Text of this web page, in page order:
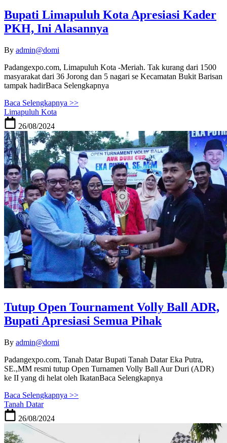
Bupati Limapuluh Kota Apresiasi Kader
PKH, Ini Alasannya
By admin@domi
Padangexpo.com, Limapuluh Kota -Meriah. Tak kurang dari 1500
masyarakat dari 36 Jorong dan 5 nagari se Kecamatan Bukit Barisan
tampak hadirBaca Selengkapnya
Baca Selengkapnya >>
Limapuluh Kota
26/08/2024
Tutup Open Tournament Volly Ball ADR,
Bupati Apresiasi Semua Pihak
By admin@domi
Padangexpo.com, Tanah Datar Bupati Tanah Datar Eka Putra,
SE.,MM resmi tutup Open Turnamen Volly Ball Aur Duri (ADR)
ke II yang di helat oleh IkatanBaca Selengkapnya
Baca Selengkapnya >>
Tanah Datar
26/08/2024